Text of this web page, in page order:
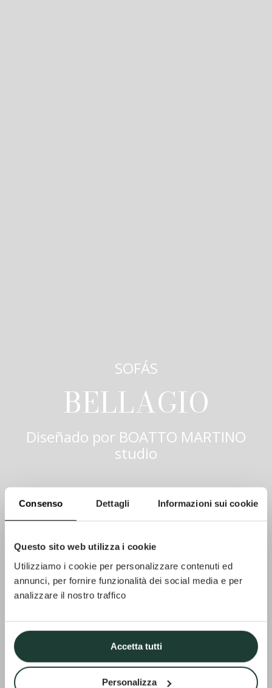
Consenso Dettagli Informazioni sui cookie
Questo sito web utilizza i cookie
Utilizziamo i cookie per personalizzare contenuti ed
annunci, per fornire funzionalità dei social media e per
analizzare il nostro traffico
Accetta tutti
Personalizza
SOFÁS
BELLAGIO
Diseñado por BOATTO MARTINO
studio